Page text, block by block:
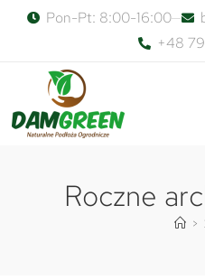
Pon-Pt: 8:00-16:00
+48
Roczne
>